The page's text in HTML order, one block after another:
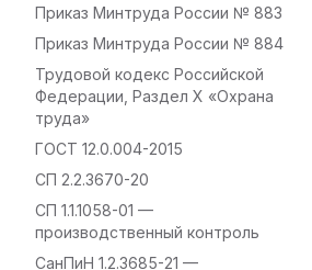
Приказ Минтруда России № 883
Приказ Минтруда России № 884
Трудовой кодекс Российской
Федерации, Раздел X «Охрана
труда»
ГОСТ 12.0.004-2015
СП 2.2.3670-20
СП 1.1.1058-01 —
производственный контроль
СанПиН 1.2.3685-21 —